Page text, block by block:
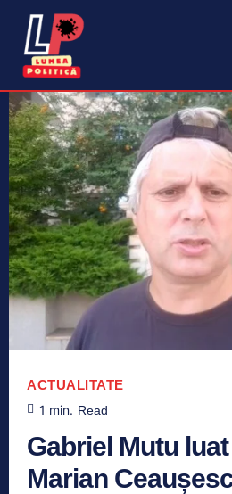
ACTUALITATE
1 min. Read
Gabriel Mutu
Marian